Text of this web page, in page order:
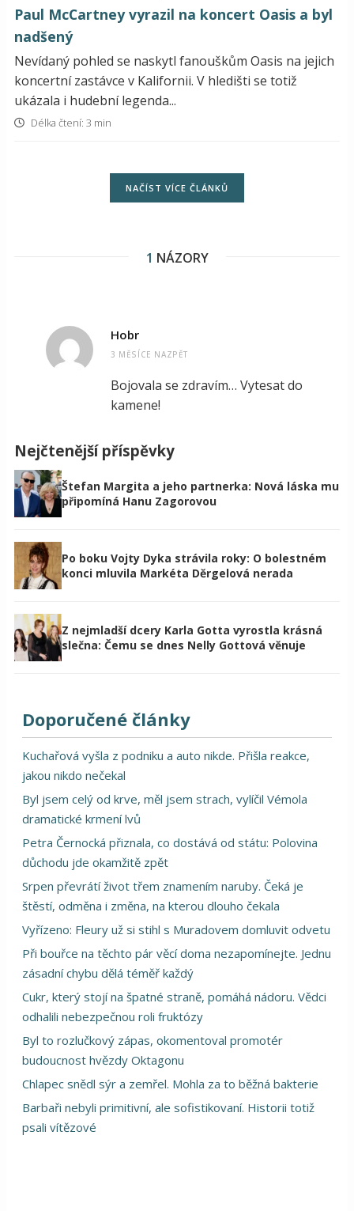
Paul McCartney vyrazil na koncert Oasis a byl
nadšený
Nevídaný pohled se naskytl fanouškům Oasis na jejich
koncertní zastávce v Kalifornii. V hledišti se totiž
ukázala i hudební legenda...
Délka čtení: 3 min
NAČÍST VÍCE ČLÁNKŮ
1 NÁZORY
Hobr
3 MĚSÍCE NAZPĚT
Bojovala se zdravím… Vytesat do
kamene!
Nejčtenější příspěvky
Štefan Margita a jeho partnerka: Nová láska mu
připomíná Hanu Zagorovou
Po boku Vojty Dyka strávila roky: O bolestném
konci mluvila Markéta Děrgelová nerada
Z nejmladší dcery Karla Gotta vyrostla krásná
slečna: Čemu se dnes Nelly Gottová věnuje
Doporučené články
Kuchařová vyšla z podniku a auto nikde. Přišla reakce,
jakou nikdo nečekal
Byl jsem celý od krve, měl jsem strach, vylíčil Vémola
dramatické krmení lvů
Petra Černocká přiznala, co dostává od státu: Polovina
důchodu jde okamžitě zpět
Srpen převrátí život třem znamením naruby. Čeká je
štěstí, odměna i změna, na kterou dlouho čekala
Vyřízeno: Fleury už si stihl s Muradovem domluvit odvetu
Při bouřce na těchto pár věcí doma nezapomínejte. Jednu
zásadní chybu dělá téměř každý
Cukr, který stojí na špatné straně, pomáhá nádoru. Vědci
odhalili nebezpečnou roli fruktózy
Byl to rozlučkový zápas, okomentoval promotér
budoucnost hvězdy Oktagonu
Chlapec snědl sýr a zemřel. Mohla za to běžná bakterie
Barbaři nebyli primitivní, ale sofistikovaní. Historii totiž
psali vítězové